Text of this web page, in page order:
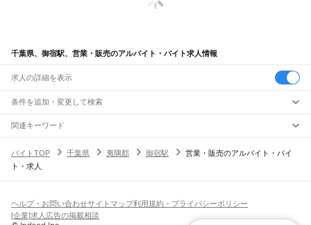
千葉県、御宿駅、営業・販売のアルバイト・バイト求人情報
求人の詳細を表示
条件を追加・変更して検索
市区町村を追加・変更
千葉県すべて
千葉市
旭市習志野市柏市勝浦市市原市流山市八千代市我孫子市鴨川市鎌ケ谷市
君津市富津市浦安市 印西市白井市富里市南房総市
駅を追加・変更
JR中央・総武線
市川駅本八幡駅下総中山駅 津田沼駅幕張本郷駅幕張駅
職種を追加・変更
飲食・フードサービスすべて
ホールスタッフキッチンスタッフ
人気
雇用形態を追加・変更
関連キーワード
バイトTOP
千葉県 夷隅郡 御宿駅
営業・販売のアルバイト・バイ
ト・求人
ヘルプ・お問い合わせサイトマップ利用規約・プライバシーポリシー
[企業]求人広告の掲載相談